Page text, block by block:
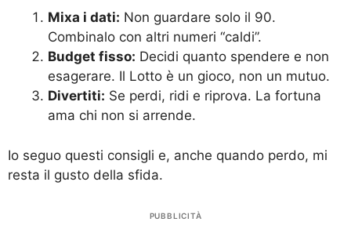
Mixa i dati: Non guardare solo il 90.
Combinalo con altri numeri “caldi”.
Budget fisso: Decidi quanto spendere e non
esagerare. Il Lotto è un gioco, non un mutuo.
Divertiti: Se perdi, ridi e riprova. La fortuna
ama chi non si arrende.
Io seguo questi consigli e, anche quando perdo, mi
resta il gusto della sfida.
PUBBLICITÀ